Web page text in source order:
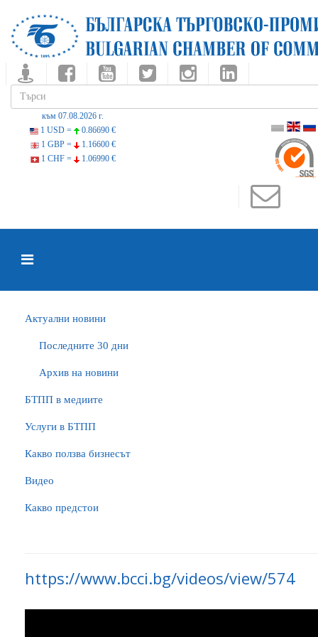
към 07.08.2026 г.
1 USD =
0.86690 €
1 GBP =
1.16600 €
1 CHF =
1.06990 €
Актуални новини
Последните 30 дни
Архив на новини
БTПП в медиите
Услуги в БТПП
Какво ползва бизнесът
Видео
Какво предстои
https://www.bcci.bg/videos/view/574